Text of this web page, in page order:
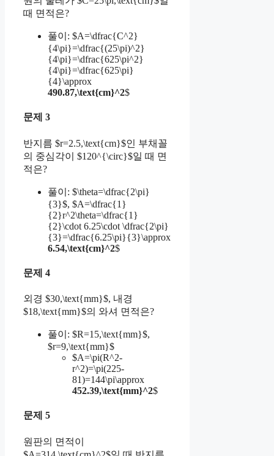
때 면적은?
풀이: $A=\dfrac{C^2}
{4\pi}=\dfrac{(25\pi)^2}
{4\pi}=\dfrac{625\pi^2}
{4\pi}=\dfrac{625\pi}
{4}\approx
490.87,\text{cm}^2$
문제 3
반지름 $r=2.5,\text{cm}$인 부채꼴
의 중심각이 $120^{\circ}$일 때 면
적은?
풀이: $\theta=\dfrac{2\pi}
{3}$, $A=\dfrac{1}
{2}r^2\theta=\dfrac{1}
{2}\cdot 6.25\cdot \dfrac{2\pi}
{3}=\dfrac{6.25\pi}{3}\approx
6.54,\text{cm}^2$
문제 4
외경 $30,\text{mm}$, 내경
$18,\text{mm}$의 와셔 면적은?
풀이: $R=15,\text{mm}$,
$r=9,\text{mm}$
$A=\pi(R^2-
r^2)=\pi(225-
81)=144\pi\approx
452.39,\text{mm}^2$
문제 5
원판의 면적이